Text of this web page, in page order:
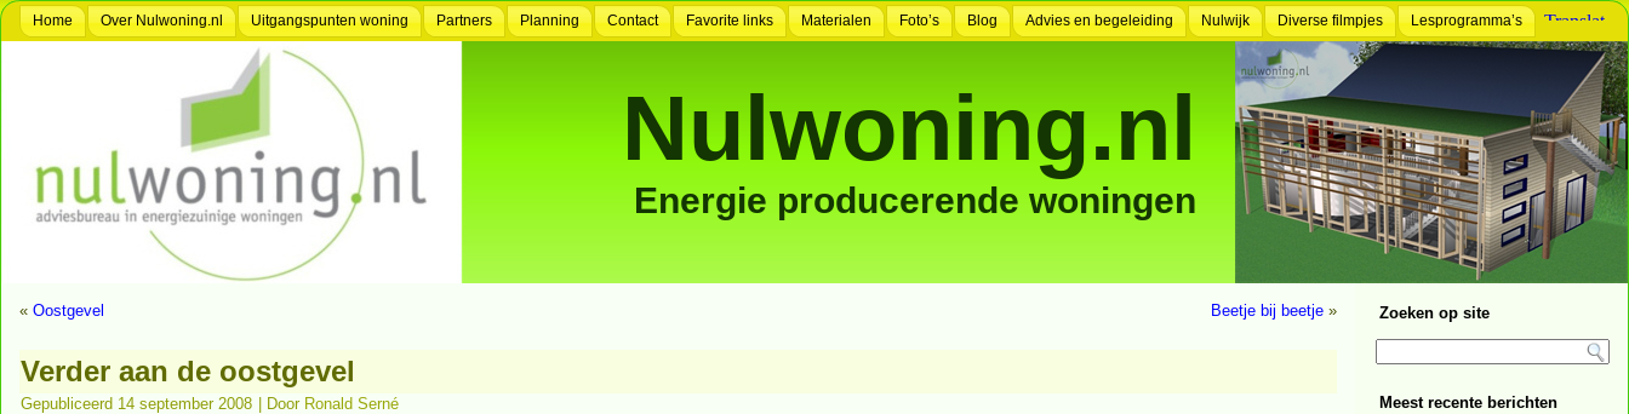
Home Over Nulwoning.nl Uitgangspunten woning Partners Planning Contact Favorite links Materialen Foto’s Blog Advies en begeleiding Nulwijk Diverse filmpjes Lesprogramma’s
Nulwoning.nl
Energie producerende woningen
« Oostgevel Beetje bij beetje »
Verder aan de oostgevel
Gepubliceerd 14 september 2008 Door Ronald Serné
Zoeken op site
Meest recente berichten